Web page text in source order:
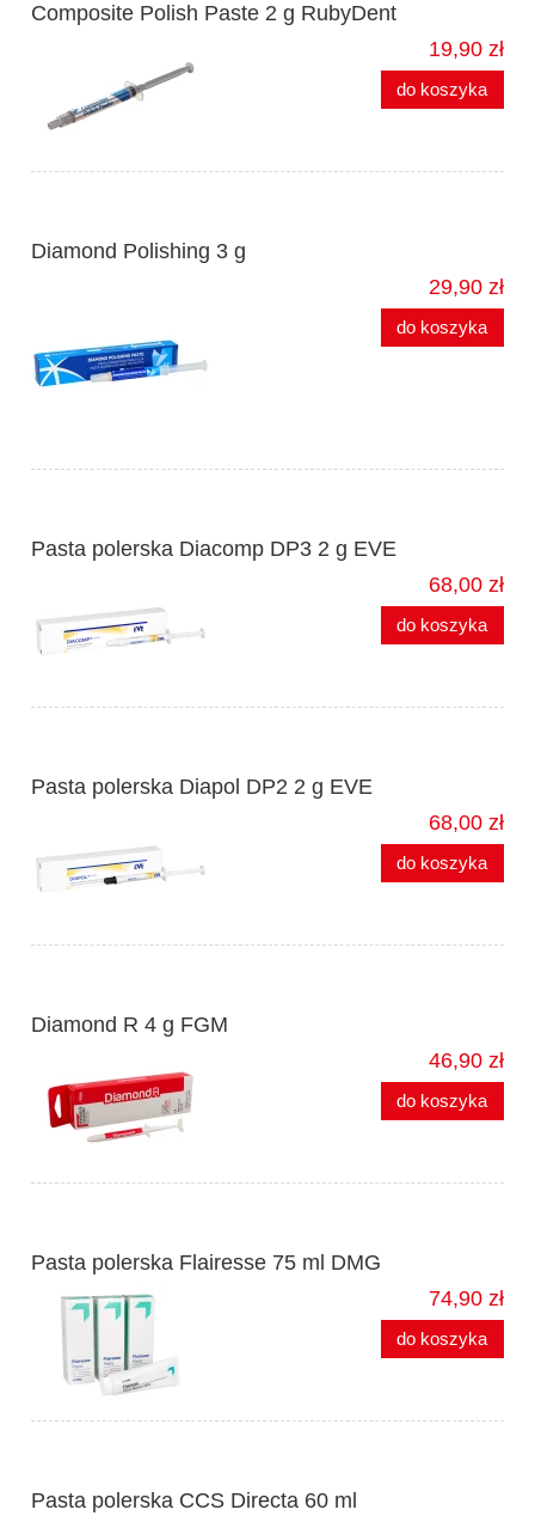
Composite Polish Paste 2 g RubyDent
19,90 zł
do koszyka
Diamond Polishing 3 g
29,90 zł
do koszyka
Pasta polerska Diacomp DP3 2 g EVE
68,00 zł
do koszyka
Pasta polerska Diapol DP2 2 g EVE
68,00 zł
do koszyka
Diamond R 4 g FGM
46,90 zł
do koszyka
Pasta polerska Flairesse 75 ml DMG
74,90 zł
do koszyka
Pasta polerska CCS Directa 60 ml